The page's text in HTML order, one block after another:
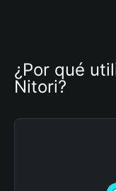
¿Por qué
Nitori?